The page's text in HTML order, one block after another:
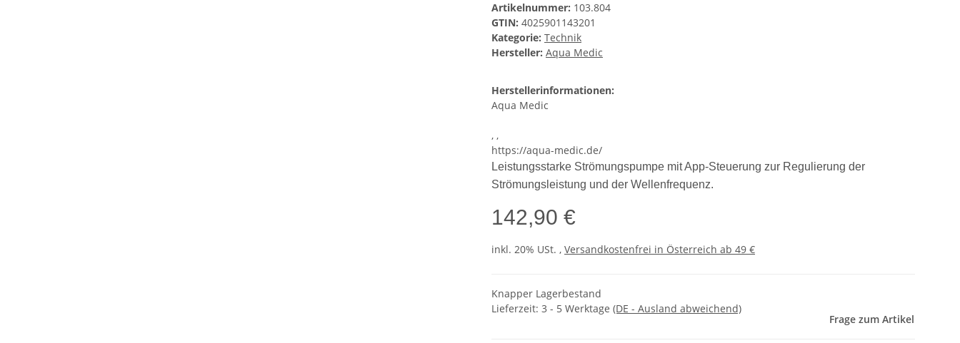
Artikelnummer: 103.804
GTIN: 4025901143201
Kategorie: Technik
Hersteller: Aqua Medic
Herstellerinformationen:
Aqua Medic
, ,
https://aqua-medic.de/
Leistungsstarke Strömungspumpe mit App-Steuerung zur Regulierung der
Strömungsleistung und der Wellenfrequenz.
142,90 €
inkl. 20% USt. , Versandkostenfrei in Österreich ab 49 €
Knapper Lagerbestand
Lieferzeit: 3 - 5 Werktage (DE - Ausland abweichend)
Frage zum Artikel